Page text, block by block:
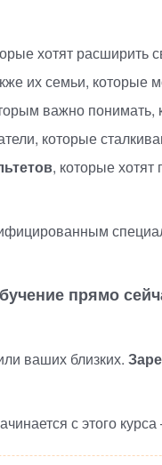
хотят расширить
их семьи, которые
важно
которые
, которые
прямо
ваших близких.
с этого